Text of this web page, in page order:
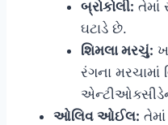
બ્રોકોલી: તેમાં
ઘટાડે છે.
શિમલા મરચું:
રંગના મરચામાં
ઓલિવ ઓઈલ: